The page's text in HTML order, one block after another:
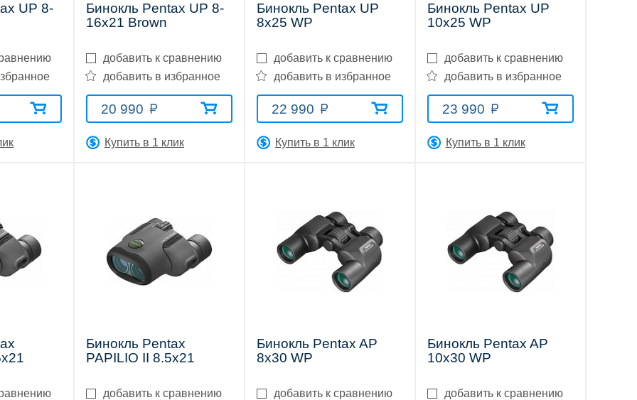
UP 8-
Бинокль Pentax UP 8-
16x21 Brown
добавить к сравнению
добавить в избранное
20 990
Купить в 1 клик
Бинокль Pentax UP
8x25 WP
добавить к сравнению
добавить в избранное
22 990
Купить в 1 клик
Бинокль Pentax UP
10x25 WP
добавить к сравнению
добавить в избранное
23 990
Купить в 1 клик
Бинокль Pentax
PAPILIO II 8.5x21
добавить к сравнению
Бинокль Pentax AP
8х30 WP
добавить к сравнению
Бинокль Pentax AP
10х30 WP
добавить к сравнению